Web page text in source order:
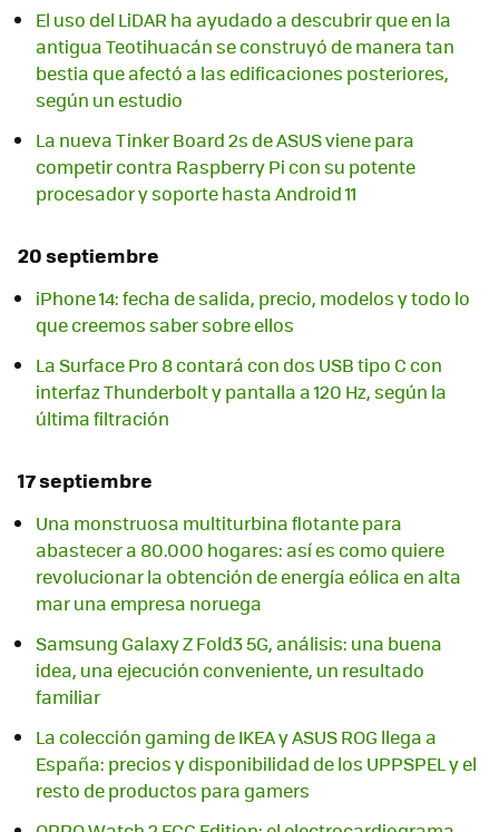
El uso del LiDAR ha ayudado a descubrir que en la
antigua Teotihuacán se construyó de manera tan
bestia que afectó a las edificaciones posteriores,
según un estudio
La nueva Tinker Board 2s de ASUS viene para
competir contra Raspberry Pi con su potente
procesador y soporte hasta Android 11
20 septiembre
iPhone 14: fecha de salida, precio, modelos y todo lo
que creemos saber sobre ellos
La Surface Pro 8 contará con dos USB tipo C con
interfaz Thunderbolt y pantalla a 120 Hz, según la
última filtración
17 septiembre
Una monstruosa multiturbina flotante para
abastecer a 80.000 hogares: así es como quiere
revolucionar la obtención de energía eólica en alta
mar una empresa noruega
Samsung Galaxy Z Fold3 5G, análisis: una buena
idea, una ejecución conveniente, un resultado
familiar
La colección gaming de IKEA y ASUS ROG llega a
España: precios y disponibilidad de los UPPSPEL y el
resto de productos para gamers